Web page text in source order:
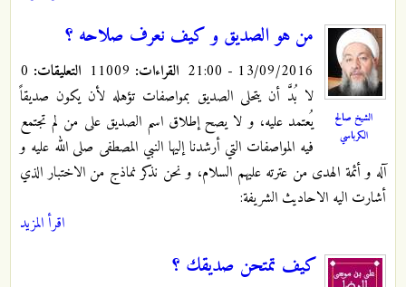
الشيخ صالح
الكرباسي
من هو الصديق و كيف نعرف صلاحه ؟
13/09/2016 - 21:00 القراءات: التعليقات:
لا بُدَّ أن يتحلى الصديق بمواصفات تؤهله لأن يكون صديقاً
يُعتمد عليه، و لا يصح إطلاق اسم الصديق على من لم تجتمع
فيه المواصفات التي أرشدنا إليها النبي المصطفى صلى الله عليه و
آله و أئمة الهدى من عترته عليهم السلام، و نحن نذكر نماذج من الاختبار الذي
أشارت اليه الاحاديث الشريفة:
اقرأ المزيد
كيف تمتحن صديقك ؟